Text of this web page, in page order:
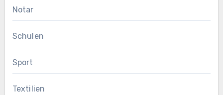
Notar
Schulen
Sport
Textilien